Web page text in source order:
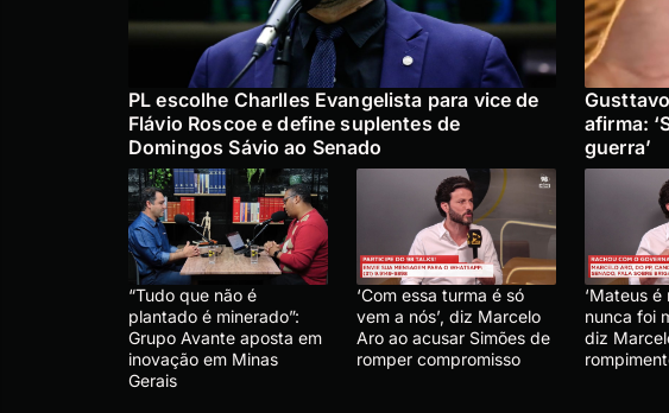
PL escolhe Charlles Evangelista para vice de
Flávio Roscoe e define suplentes de
Domingos Sávio ao Senado
afirma:
guerra’
“Tudo que não é
plantado é minerado”:
Grupo Avante aposta em
inovação em Minas
Gerais
‘Com essa turma é só
vem a nós’, diz Marcelo
Aro ao acusar Simões de
romper compromisso
‘Mateus
nunca foi
diz